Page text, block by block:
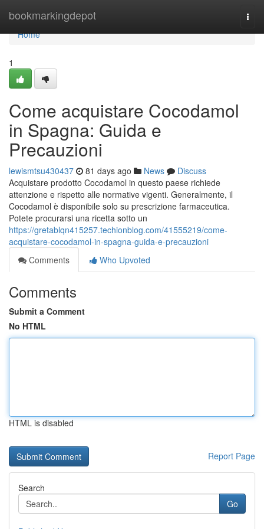
bookmarkingdepot
Home
Home
1
Come acquistare Cocodamol
in Spagna: Guida e
Precauzioni
lewismtsu430437 81 days ago News
Discuss
Acquistare prodotto Cocodamol in questo paese richiede
attenzione e rispetto alle normative vigenti. Generalmente, il
Cocodamol è disponibile solo su prescrizione farmaceutica.
Potete procurarsi una ricetta sotto un
https://gretablqn415257.techionblog.com/41555219/come-
acquistare-cocodamol-in-spagna-guida-e-precauzioni
Comments
Who Upvoted
Comments
Submit a Comment
No HTML
HTML is disabled
Report Page
Search
Go